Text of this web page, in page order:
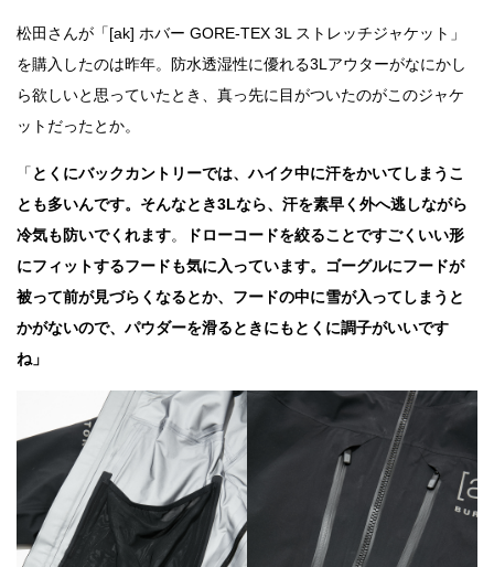
松田さんが「[ak] ホバー GORE-TEX 3L ストレッチジャケット」
を購入したのは昨年。防水透湿性に優れる3Lアウターがなにかし
ら欲しいと思っていたとき、真っ先に目がついたのがこのジャケ
ットだったとか。
「 とくにバックカントリーでは、ハイク中に汗をかいてしまうこ
とも多いんです。そんなとき3Lなら、汗を素早く外へ逃しながら
冷気も防いでくれます。
ドローコードを絞ることですごくいい形
にフィットするフードも気に入っています。ゴーグルにフードが
被って前が見づらくなるとか、フードの中に雪が入ってしまうと
かがないので、パウダーを滑るときにもとくに調子がいいです
ね」